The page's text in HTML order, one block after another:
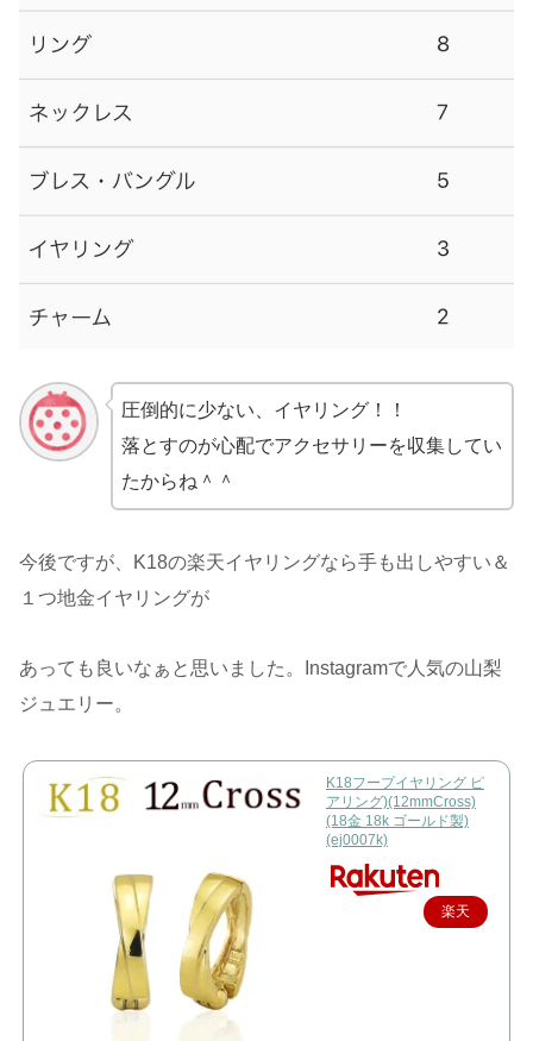
圧倒的に少ない、イヤリング！！
落とすのが心配でアクセサリーを収集してい
たからね＾＾
今後ですが、K18の楽天イヤリングなら手も出しやすい＆
１つ地金イヤリングが
あっても良いなぁと思いました。Instagramで人気の山梨
ジュエリー。
K18フープイヤリング ピ
アリング)(12mmCross)
(18金 18k ゴールド製)
(ej0007k)
楽天